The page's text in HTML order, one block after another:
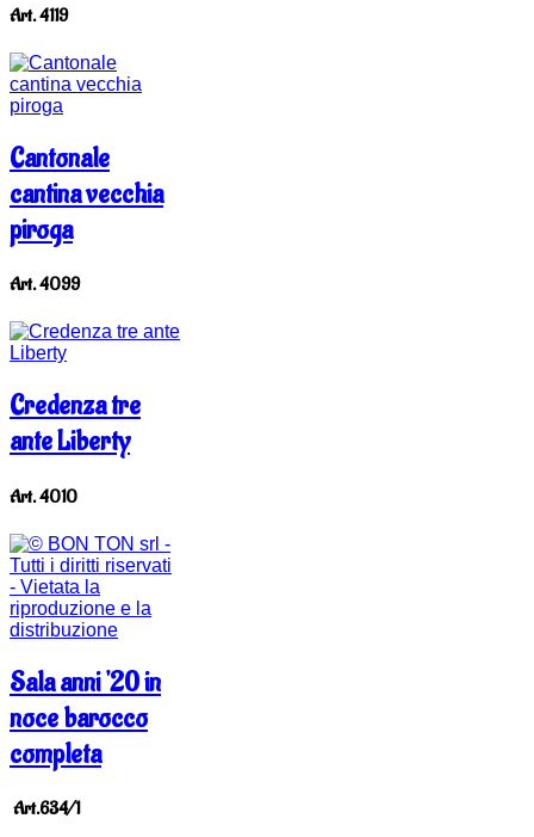
Art. 4119
Cantonale
cantina vecchia
piroga
Art. 4099
Credenza tre
ante Liberty
Art. 4010
Sala anni '20 in
noce barocco
completa
Art.634/1